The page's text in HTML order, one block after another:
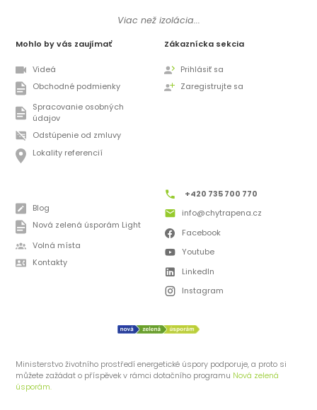
Viac než izolácia...
Mohlo by vás zaujímať
Videá
Obchodné podmienky
Spracovanie osobných
údajov
Odstúpenie od zmluvy
Lokality referencií
Zákaznícka sekcia
Prihlásiť sa
Zaregistrujte sa
Blog
Nová zelená úsporám Light
Volná místa
Kontakty
+420 735 700 770
info@chytrapena.cz
Facebook
Youtube
LinkedIn
Instagram
Ministerstvo životního prostředí energetické úspory podporuje, a proto si
můžete zažádat o příspěvek v rámci dotačního programu Nová zelená
úsporám.